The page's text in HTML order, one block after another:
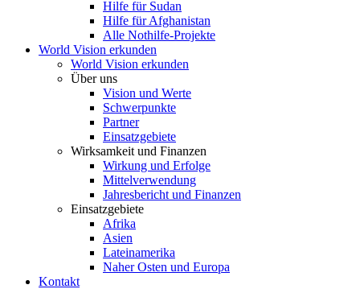
Hilfe für Sudan
Hilfe für Afghanistan
Alle Nothilfe-Projekte
World Vision erkunden
World Vision erkunden
Über uns
Vision und Werte
Schwerpunkte
Partner
Einsatzgebiete
Wirksamkeit und Finanzen
Wirkung und Erfolge
Mittelverwendung
Jahresbericht und Finanzen
Einsatzgebiete
Afrika
Asien
Lateinamerika
Naher Osten und Europa
Kontakt